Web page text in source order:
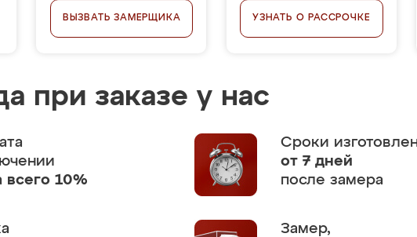
ВЫЗВАТЬ ЗАМЕРЩИКА УЗНАТЬ О РАССРОЧКЕ
при заказе у нас
всего 10%
Сроки
от 7 дней
после замера
Замер,